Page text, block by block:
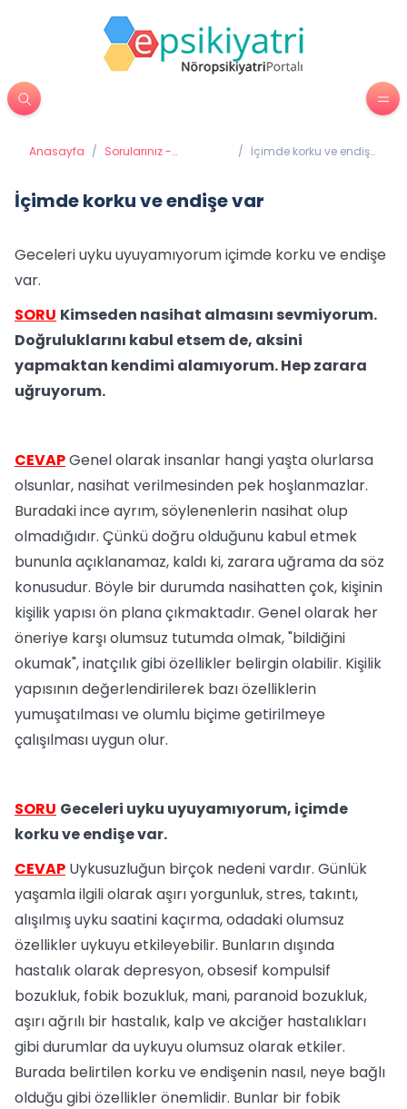
Anasayfa / Sorularınız -
/ İçimde korku ve endişe
İçimde korku ve endişe var
Geceleri uyku uyuyamıyorum içimde korku ve endişe
var.
SORU Kimseden nasihat almasını sevmiyorum.
Doğruluklarını kabul etsem de, aksini
yapmaktan kendimi alamıyorum. Hep zarara
uğruyorum.
CEVAPGenel olarak insanlar hangi yaşta olurlarsa
olsunlar, nasihat verilmesinden pek hoşlanmazlar.
Buradaki ince ayrım, söylenenlerin nasihat olup
olmadığıdır. Çünkü doğru olduğunu kabul etmek
bununla açıklanamaz, kaldı ki, zarara uğrama da söz
konusudur. Böyle bir durumda nasihatten çok, kişinin
kişilik yapısı ön plana çıkmaktadır. Genel olarak her
öneriye karşı olumsuz tutumda olmak, "bildiğini
okumak", inatçılık gibi özellikler belirgin olabilir. Kişilik
yapısının değerlendirilerek bazı özelliklerin
yumuşatılması ve olumlu biçime getirilmeye
çalışılması uygun olur.
SORU Geceleri uyku uyuyamıyorum, içimde
korku ve endişe var.
CEVAP Uykusuzluğun birçok nedeni vardır. Günlük
yaşamla ilgili olarak aşırı yorgunluk, stres, takıntı,
alışılmış uyku saatini kaçırma, odadaki olumsuz
özellikler uykuyu etkileyebilir. Bunların dışında
hastalık olarak depresyon, obsesif kompulsif
bozukluk, fobik bozukluk, mani, paranoid bozukluk,
aşırı ağrılı bir hastalık, kalp ve akciğer hastalıkları
gibi durumlar da uykuyu olumsuz olarak etkiler.
Burada belirtilen korku ve endişenin nasıl, neye bağlı
olduğu gibi özellikler önemlidir. Bunlar bir fobik